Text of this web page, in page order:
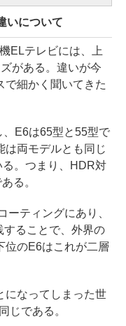
いについて
ELテレビには、上
がある。違いが今
で細かく聞いてきた
E6は65型と55型で
は両モデルとも同じ
。つまり、HDR対
る。
ティングにあり、
することで、外界の
位のE6はこれが二層
なってしまった世
じである。